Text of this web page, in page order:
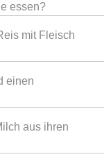
essen?
mit Fleisch
einen
aus ihren